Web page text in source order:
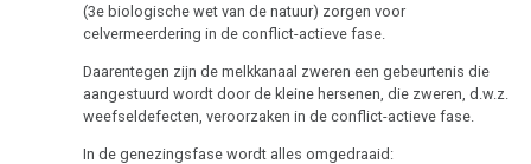
Metastasen
Medicatie
Tumormarker
(3e biologische wet van de natuur) zorgen voor
celvermeerdering in de conflict-actieve fase.
Daarentegen zijn de melkkanaal zweren een gebeurtenis die
aangestuurd wordt door de kleine hersenen, die zweren, d.w.z.
weefseldefecten, veroorzaken in de conflict-actieve fase.
In de genezingsfase wordt alles omgedraaid: